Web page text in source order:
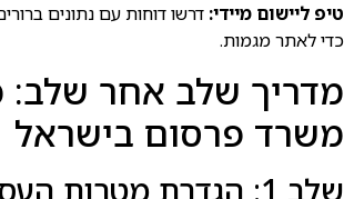
טיפ ליישום מיידי: דרשו דוחות עם נתונים
כדי לאתר מגמות.
מדריך שלב אחר שלב:
משרד פרסום בישראל
שלב 1: הגדרת מטרות העסק